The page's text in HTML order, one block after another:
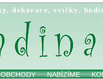
,dekorace,svíčky,
OBCHODY NABÍZÍME